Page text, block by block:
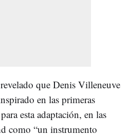
que Denis Villeneuve
en las primeras
para esta adaptación, en las
como “un instrumento